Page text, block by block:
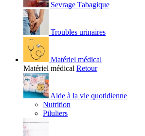
Sevrage Tabagique
Troubles urinaires
Matériel médical
Matériel médical Retour
Aide à la vie quotidienne
Nutrition
Piluliers